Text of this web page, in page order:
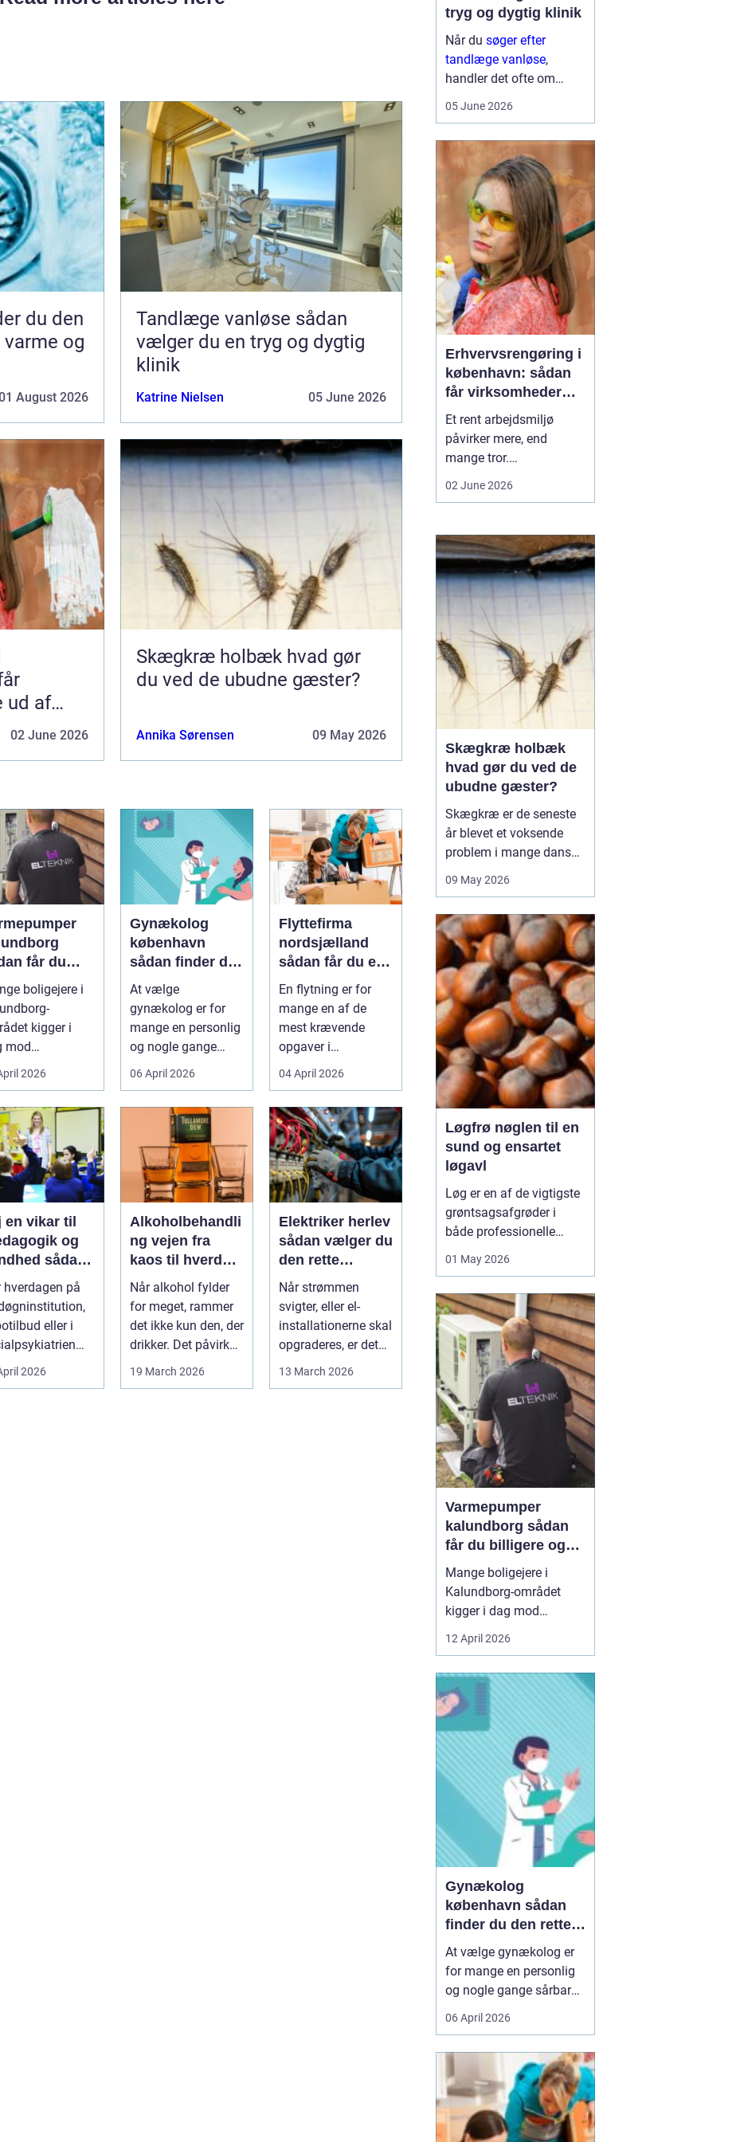
og
August 2026
Tandlæge vanløse sådan
vælger du en tryg og dygtig
klinik
Katrine Nielsen 05 June 2026
ud af
02 June 2026
Skægkræ holbæk hvad gør
du ved de ubudne gæster?
Annika Sørensen 09 May 2026
får du
og
boligejere i
kigger i
mod
som
til lavere
2026
Gynækolog
københavn
sådan finder du
den rette
specialist
At vælge
gynækolog er for
mange en personlig
og nogle gange
sårbar beslutning.
Man skal både føle
si...
06 April 2026
Flyttefirma
nordsjælland
sådan får du en
tryg og effektiv
flytning
En flytning er for
mange en af de
mest krævende
opgaver i
hverdagen. Der er
meget at holde styr
på, ...
04 April 2026
en vikar til
og
sådan
den rette
hverdagen på
eller i
ændrer
kan...
2026
Alkoholbehandli
ng vejen fra
kaos til hverdag
med ro
Når alkohol fylder
for meget, rammer
det ikke kun den, der
drikker. Det påvirker
også familie, arbej...
19 March 2026
Elektriker herlev
sådan vælger du
den rette
fagmand til dine
el-opgaver
Når strømmen
svigter, eller el-
installationerne skal
opgraderes, er det
afgørende at have
13 March 2026
tryg og dygtig klinik
Når du søger efter
tandlæge vanløse,
handler det ofte om
du kan føle dig tryg, blive
taget alvorligt og få
grundig behandling ...
05 June 2026
Erhvervsrengøring i
københavn: sådan
får virksomheder
mere ud af
hverdagen
Et rent arbejdsmiljø
påvirker mere, end
mange tror.
virksomhedens
omdømme hænger tæt
sammen med, hvordan
kontorer, fællesarealer
og ejendomme bliver
holdt. Når vi taler om
erhvervsrengøring købe...
02 June 2026
Skægkræ holbæk
hvad gør du ved de
ubudne gæster?
Skægkræ er de seneste
år blevet et voksende
problem i mange danske
undtagelse. De små,
dukker ofte op i nye
boliger, renoverede
lejligheder og
parcelhuse, hvor de
langsomt breder sig fra
rum til rum. Mang...
09 May 2026
Løgfrø nøglen til en
sund og ensartet
løgavl
Løg er en af de vigtigste
grøntsagsafgrøder i
både professionelle
landbrugsproduktioner.
starter med kvaliteten af
Løgfrø, og små forskelle
i frøets sundhed,
sortsege...
01 May 2026
Varmepumper
kalundborg sådan
får du billigere og
mere bæredygtig
varme
Mange boligejere i
Kalundborg-området
kigger i dag mod
varmepumper som en
vej til lavere
behageligt indeklima.
Priserne på energi
svinger, kravene til CO2-
reduktion stiger, og
gamle elradiatorer, olie-
og pillefyr bliver både ...
12 April 2026
Gynækolog
københavn sådan
finder du den rette
specialist
At vælge gynækolog er
for mange en personlig
og nogle gange sårbar
beslutning. Man skal
både føle sig tryg, hørt
storby som København
kan det være svært at
danne sig overblik over
de mange muligheder,
06 April 2026